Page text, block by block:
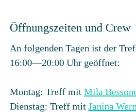
Öffnungszeiten und Crew
An folgenden Tagen ist der
16:00—20:00 Uhr geöffnet:
Montag: Treff mit Mila
Dienstag: Treff mit Janina